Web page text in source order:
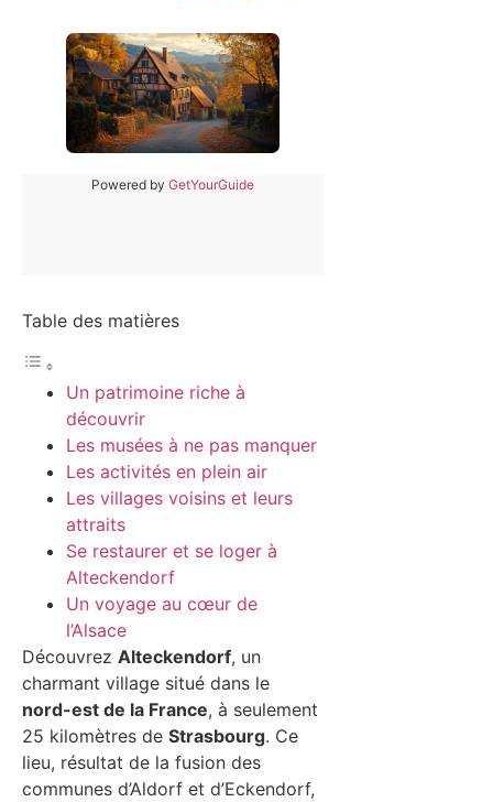
Powered by GetYourGuide
Table des matières
Un patrimoine riche à
découvrir
Les musées à ne pas manquer
Les activités en plein air
Les villages voisins et leurs
attraits
Se restaurer et se loger à
Alteckendorf
Un voyage au cœur de
l’Alsace
Découvrez Alteckendorf, un
charmant village situé dans le
nord-est de la France, à seulement
25 kilomètres de Strasbourg. Ce
lieu, résultat de la fusion des
communes d’Aldorf et d’Eckendorf,